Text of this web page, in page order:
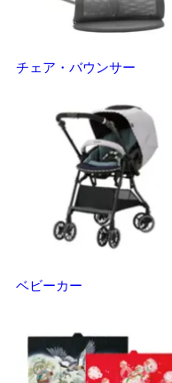
チェア・バウンサー
ベビーカー